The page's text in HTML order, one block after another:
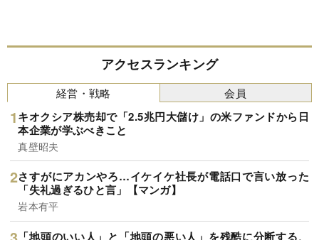
アクセスランキング
経営・戦略
キオクシア株売却で「2.5兆円大儲け」の米ファンドから日
本企業が学ぶべきこと
真壁昭夫
さすがにアカンやろ…イケイケ社長が電話口で言い放った
「失礼過ぎるひと言」【マンガ】
岩本有平
「地頭のいい人」と「地頭の悪い人」を残酷に分断する、
会員